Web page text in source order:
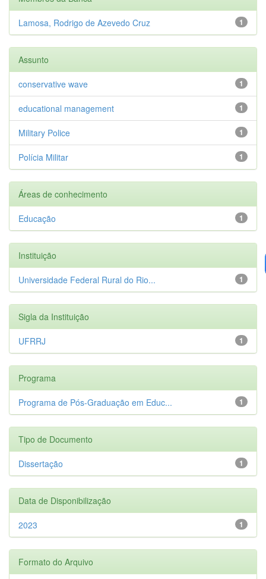
1
Lamosa, Rodrigo de Azevedo Cruz
Assunto
1
conservative wave
1
educational management
1
Military Police
1
Polícia Militar
Áreas de conhecimento
1
Educação
Instituição
1
Universidade Federal Rural do Rio...
Sigla da Instituição
1
UFRRJ
Programa
1
Programa de Pós-Graduação em Educ...
Tipo de Documento
1
Dissertação
Data de Disponibilização
1
2023
Formato do Arquivo